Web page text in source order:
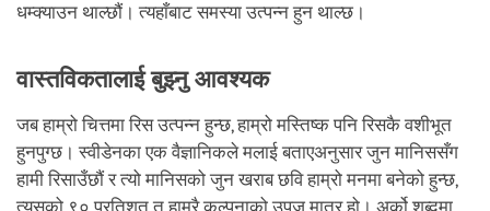
धम्क्याउन थाल्छौं। त्यहाँबाट समस्या उत्पन्न हुन थाल्छ।
वास्तविकतालाई बुझ्नु आवश्यक
जब हाम्रो चित्तमा रिस उत्पन्न हुन्छ, हाम्रो मस्तिष्क पनि रिसकै वशीभूत
हुनपुग्छ। स्वीडेनका एक वैज्ञानिकले मलाई बताएअनुसार जुन मानिससँग
हामी रिसाउँछौं र त्यो मानिसको जुन खराब छवि हाम्रो मनमा बनेको हुन्छ,